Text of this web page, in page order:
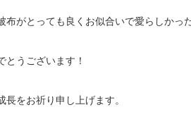
布がとっても良くお似合いで愛らしかっ
とうございます！
長をお祈り申し上げます。